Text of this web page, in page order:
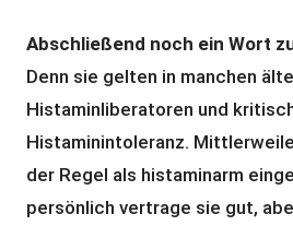
Abschließend noch ein Wort
Denn sie gelten in manchen
Histaminliberatoren und
Histaminintoleranz.
der Regel als histaminarm
persönlich vertrage sie gut,